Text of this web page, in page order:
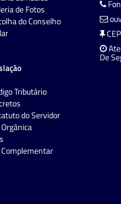
de Fotos
do Conselho
Tributário
do Servidor
Complementar
De